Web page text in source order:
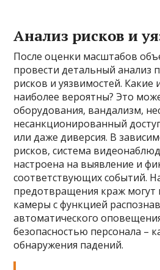
Анализ рисков и
После оценки масштабов
провести детальный анализ
рисков и уязвимостей. Какие
наиболее вероятны? Это
оборудования, вандализм,
несанкционированный
или даже диверсия. В
рисков, система
настроена на выявление и
соответствующих событий.
предотвращения краж могут
камеры с функцией
автоматического
безопасностью персонала –
обнаружения падений.